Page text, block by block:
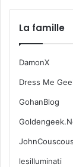
La famille
DamonX
Dress Me
GohanBlog
lesilluminati